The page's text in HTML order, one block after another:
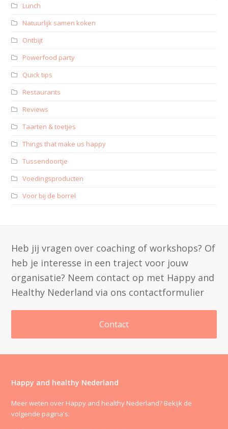
Lunch
Natuurlijk samen koken
Ontbijt
Powerfood party
Quick tips
Restaurants
Reviews
Taarten & toetjes
Things that make us happy
Tussendoortje
Voedingsproducten
Voor bij de borrel
Heb jij vragen over coaching of workshops? Of
heb je interesse in een traject voor jouw
organisatie? Neem contact op met Happy and
Healthy Nederland via ons contactformulier
Contact
Happy and healthy Nederland
Meer weten over Happy and healthy Nederland? Bekijk de
volgende pagina's: